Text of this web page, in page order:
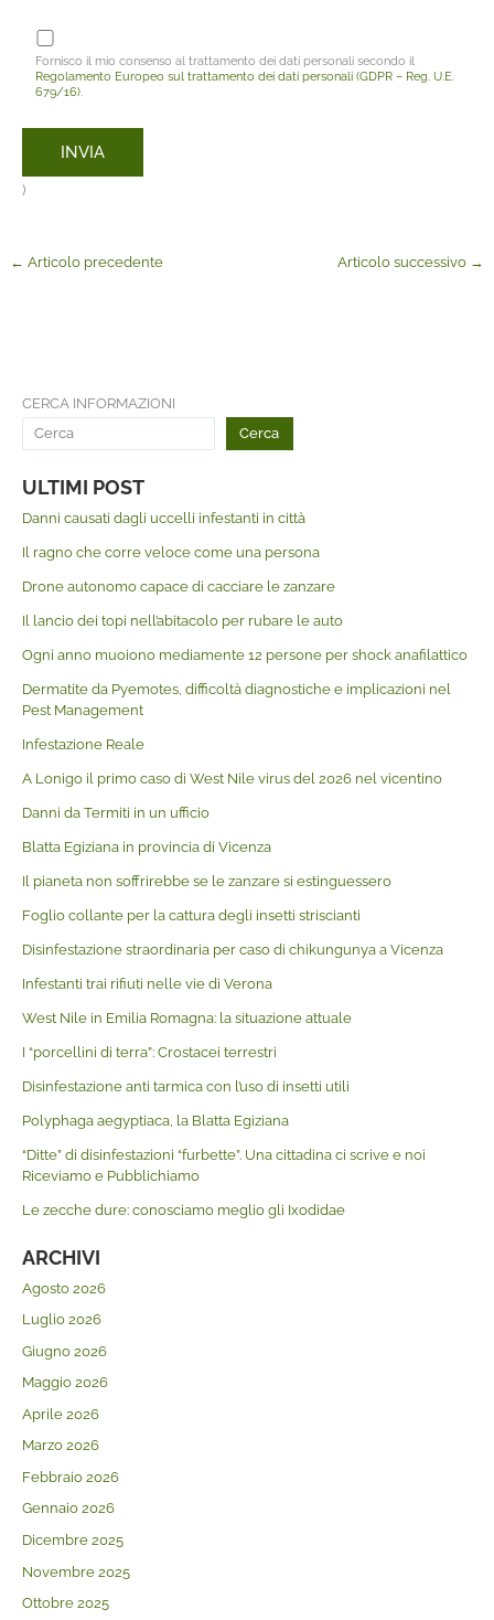
Fornisco il mio consenso al trattamento dei dati personali secondo il
Regolamento Europeo sul trattamento dei dati personali (GDPR – Reg. U.E.
679/16).
)
← Articolo precedente Articolo successivo →
CERCA INFORMAZIONI
Cerca
ULTIMI POST
Danni causati dagli uccelli infestanti in città
Il ragno che corre veloce come una persona
Drone autonomo capace di cacciare le zanzare
Il lancio dei topi nell’abitacolo per rubare le auto
Ogni anno muoiono mediamente 12 persone per shock anafilattico
Dermatite da Pyemotes, difficoltà diagnostiche e implicazioni nel
Pest Management
Infestazione Reale
A Lonigo il primo caso di West Nile virus del 2026 nel vicentino
Danni da Termiti in un ufficio
Blatta Egiziana in provincia di Vicenza
Il pianeta non soffrirebbe se le zanzare si estinguessero
Foglio collante per la cattura degli insetti striscianti
Disinfestazione straordinaria per caso di chikungunya a Vicenza
Infestanti trai rifiuti nelle vie di Verona
West Nile in Emilia Romagna: la situazione attuale
I “porcellini di terra”: Crostacei terrestri
Disinfestazione anti tarmica con l’uso di insetti utili
Polyphaga aegyptiaca, la Blatta Egiziana
“Ditte” di disinfestazioni “furbette”. Una cittadina ci scrive e noi
Riceviamo e Pubblichiamo
Le zecche dure: conosciamo meglio gli Ixodidae
ARCHIVI
Agosto 2026
Luglio 2026
Giugno 2026
Maggio 2026
Aprile 2026
Marzo 2026
Febbraio 2026
Gennaio 2026
Dicembre 2025
Novembre 2025
Ottobre 2025